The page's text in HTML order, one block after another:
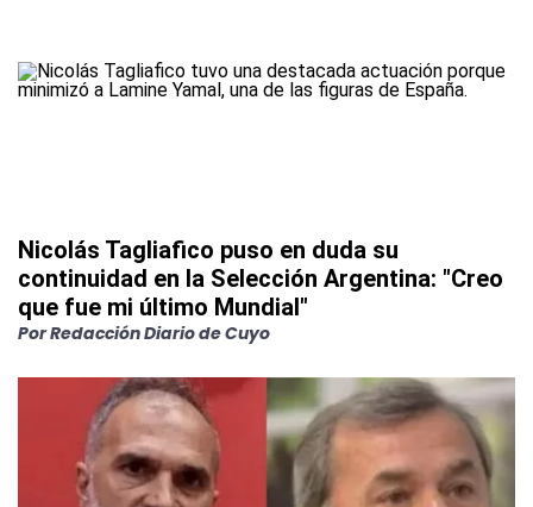
Nicolás Tagliafico puso en duda su
continuidad en la Selección Argentina: "Creo
que fue mi último Mundial"
PorRedacción Diario de Cuyo